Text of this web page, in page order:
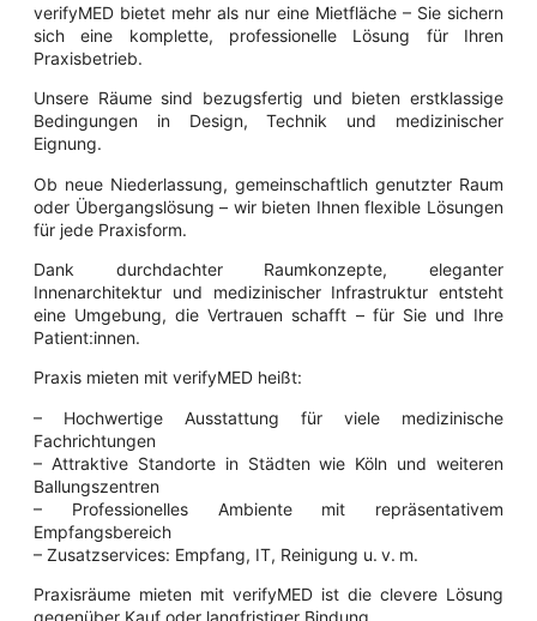
verifyMED bietet mehr als nur eine Mietfläche – Sie sichern
sich eine komplette, professionelle Lösung für Ihren
Praxisbetrieb.
Unsere Räume sind bezugsfertig und bieten erstklassige
Bedingungen in Design, Technik und medizinischer
Eignung.
Ob neue Niederlassung, gemeinschaftlich genutzter Raum
oder Übergangslösung – wir bieten Ihnen flexible Lösungen
für jede Praxisform.
Dank durchdachter Raumkonzepte, eleganter
Innenarchitektur und medizinischer Infrastruktur entsteht
eine Umgebung, die Vertrauen schafft – für Sie und Ihre
Patient:innen.
Praxis mieten mit verifyMED heißt:
– Hochwertige Ausstattung für viele medizinische
Fachrichtungen
– Attraktive Standorte in Städten wie Köln und weiteren
Ballungszentren
– Professionelles Ambiente mit repräsentativem
Empfangsbereich
– Zusatzservices: Empfang, IT, Reinigung u. v. m.
Praxisräume mieten mit verifyMED ist die clevere Lösung
gegenüber Kauf oder langfristiger Bindung.